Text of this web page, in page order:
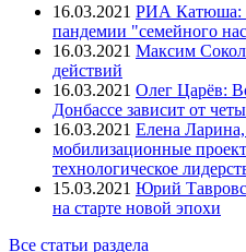
16.03.2021 РИА Катюша:
пандемии "семейного
16.03.2021 Максим
действий
16.03.2021 Олег Царёв:
Донбассе зависит от
16.03.2021 Елена
мобилизационные
технологическое
15.03.2021 Юрий
на старте новой эпохи
Все статьи раздела